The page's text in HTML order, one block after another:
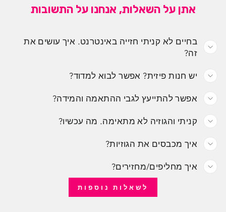
אתן על השאלות, אנחנו על התשובות
בחיים לא קניתי חזייה באינטרנט. איך עושים את
זה?
יש חנות פיזית? אפשר לבוא למדוד?
אפשר להתייעץ לגבי ההתאמה והמידה?
קניתי והגוזיה לא מתאימה. מה עכשיו?
איך מכבסים את הגוזיות?
איך מחליפים/מחזירים?
לשאלות נוספות